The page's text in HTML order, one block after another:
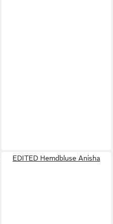
EDITED Hemdbluse Anisha